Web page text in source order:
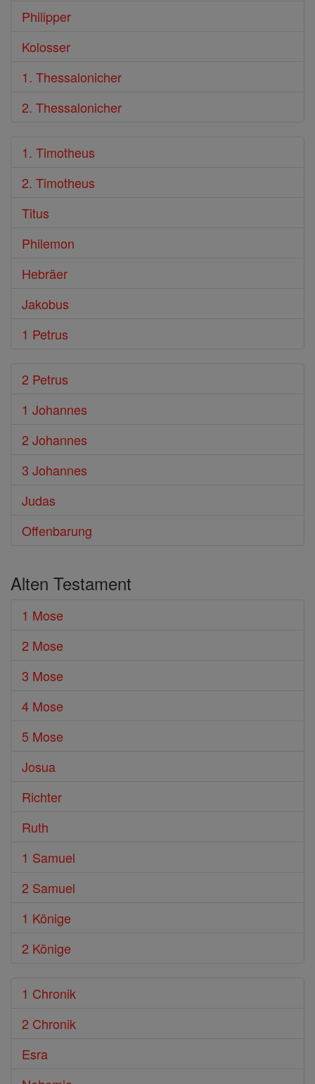
Philipper
Kolosser
1. Thessalonicher
2. Thessalonicher
1. Timotheus
2. Timotheus
Titus
Philemon
Hebräer
Jakobus
1 Petrus
2 Petrus
1 Johannes
2 Johannes
3 Johannes
Judas
Offenbarung
Alten Testament
1 Mose
2 Mose
3 Mose
4 Mose
5 Mose
Josua
Richter
Ruth
1 Samuel
2 Samuel
1 Könige
2 Könige
1 Chronik
2 Chronik
Esra